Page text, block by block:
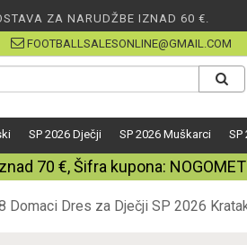
ZA NARUDŽBE IZNAD 60 €.
FOOTBALLSALESONLINE@GMAIL.COM
SP 2026 Dječji SP 2026 Muškarci SP
70 €, Šifra kupona: NOGOMET
Domaci Dres za Dječji SP 2026